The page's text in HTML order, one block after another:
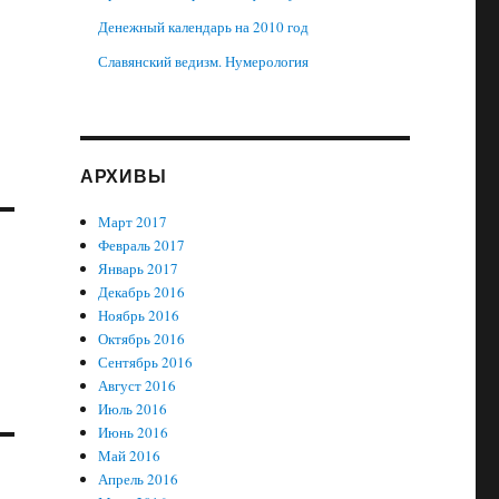
Денежный календарь на 2010 год
Славянский ведизм. Нумерология
АРХИВЫ
Март 2017
Февраль 2017
Январь 2017
Декабрь 2016
Ноябрь 2016
Октябрь 2016
Сентябрь 2016
Август 2016
Июль 2016
Июнь 2016
Май 2016
Апрель 2016